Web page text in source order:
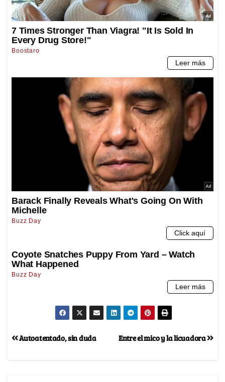
Entre el mico y la licuadora
Autoatentado, sin duda